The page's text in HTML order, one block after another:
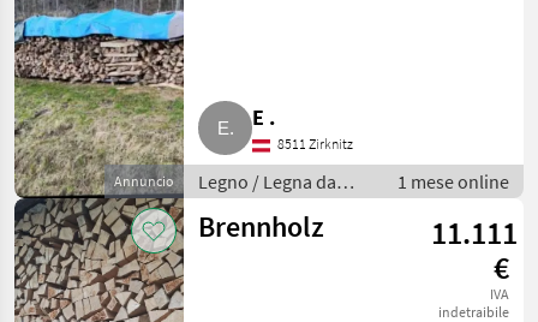
Annuncio
E .
8511 Zirknitz
Legno / Legna da
ardere/ceppi
1 mese online
Brennholz
11.111
€
IVA
indetraibile